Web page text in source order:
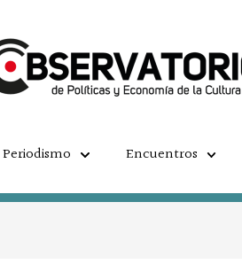
Periodismo Encuentros